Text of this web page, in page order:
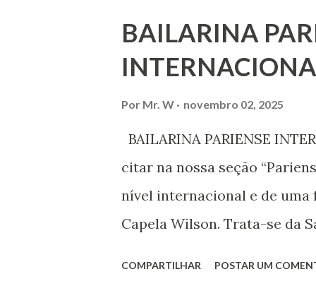
processo de decisão
liberdade de opinião e de
associação, e de participar
BAILARINA
Por Mr. W novembro 02, 2025
BAILARINA PARIENSE
citar na nossa seção
nível internacional e de
Capela Wilson. Trata-se da
COMPARTILHAR POSTAR UM